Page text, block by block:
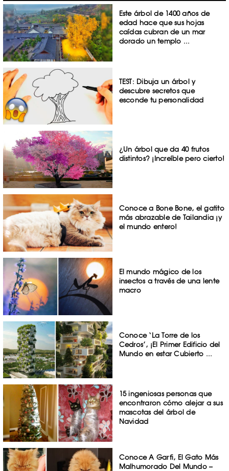
Este árbol de 1400 años de
edad hace que sus hojas
caídas cubran de un mar
dorado un templo ...
TEST: Dibuja un árbol y
descubre secretos que
esconde tu personalidad
¿Un árbol que da 40 frutos
distintos? ¡Increíble pero cierto!
Conoce a Bone Bone, el gatito
más abrazable de Tailandia ¡y
el mundo entero!
El mundo mágico de los
insectos a través de una lente
macro
Conoce ‘La Torre de los
Cedros’, ¡El Primer Edificio del
Mundo en estar Cubierto ...
15 ingeniosas personas que
encontraron cómo alejar a sus
mascotas del árbol de
Navidad
Conoce A Garfi, El Gato Más
Malhumorado Del Mundo –